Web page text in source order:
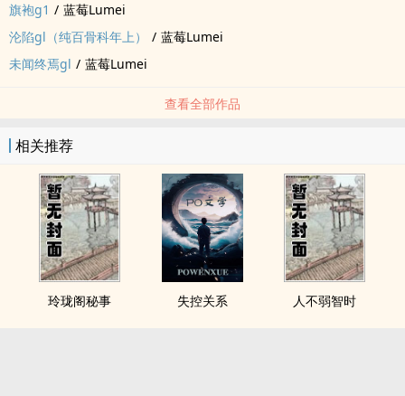
旗袍g1 / 蓝莓Lumei
沦陷gl（纯百骨科年上）
/ 蓝莓Lumei
未闻终焉gl / 蓝莓Lumei
查看全部作品
相关推荐
玲珑阁秘事 失控关系 人不弱智时